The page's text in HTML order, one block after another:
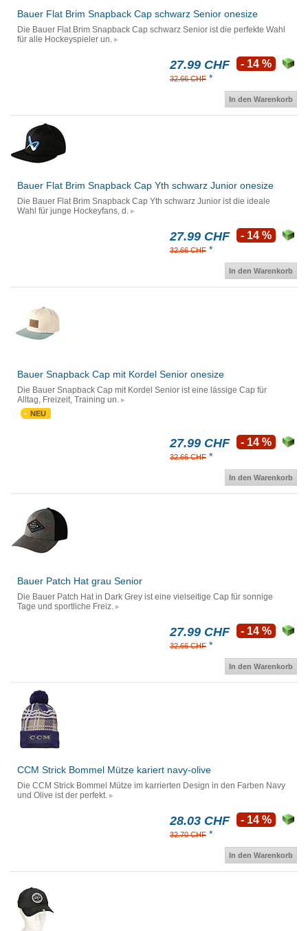
Bauer Flat Brim Snapback Cap schwarz Senior onesize
Die Bauer Flat Brim Snapback Cap schwarz Senior ist die perfekte Wahl
für alle Hockeyspieler un.
27.99 CHF
32.66 CHF *
- 14 %
In den Warenkorb
Bauer Flat Brim Snapback Cap Yth schwarz Junior onesize
Die Bauer Flat Brim Snapback Cap Yth schwarz Junior ist die ideale
Wahl für junge Hockeyfans, d.
27.99 CHF
32.66 CHF *
- 14 %
In den Warenkorb
Bauer Snapback Cap mit Kordel Senior onesize
Die Bauer Snapback Cap mit Kordel Senior ist eine lässige Cap für
Alltag, Freizeit, Training un.
NEU
27.99 CHF
32.66 CHF *
- 14 %
In den Warenkorb
Bauer Patch Hat grau Senior
Die Bauer Patch Hat in Dark Grey ist eine vielseitige Cap für sonnige
Tage und sportliche Freiz.
27.99 CHF
32.66 CHF *
- 14 %
In den Warenkorb
CCM Strick Bommel Mütze kariert navy-olive
Die CCM Strick Bommel Mütze im karrierten Design in den Farben Navy
und Olive ist der perfekt.
28.03 CHF
32.70 CHF *
- 14 %
In den Warenkorb